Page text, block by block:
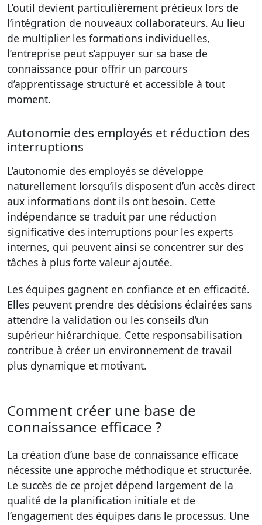
L’outil devient particulièrement précieux lors de
l’intégration de nouveaux collaborateurs. Au lieu
de multiplier les formations individuelles,
l’entreprise peut s’appuyer sur sa base de
connaissance pour offrir un parcours
d’apprentissage structuré et accessible à tout
moment.
Autonomie des employés et réduction des
interruptions
L’autonomie des employés se développe
naturellement lorsqu’ils disposent d’un accès direct
aux informations dont ils ont besoin. Cette
indépendance se traduit par une réduction
significative des interruptions pour les experts
internes, qui peuvent ainsi se concentrer sur des
tâches à plus forte valeur ajoutée.
Les équipes gagnent en confiance et en efficacité.
Elles peuvent prendre des décisions éclairées sans
attendre la validation ou les conseils d’un
supérieur hiérarchique. Cette responsabilisation
contribue à créer un environnement de travail
plus dynamique et motivant.
Comment créer une base de
connaissance efficace ?
La création d’une base de connaissance efficace
nécessite une approche méthodique et structurée.
Le succès de ce projet dépend largement de la
qualité de la planification initiale et de
l’engagement des équipes dans le processus. Une